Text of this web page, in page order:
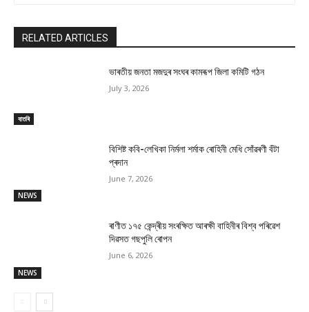
RELATED ARTICLES
বাতৰি
ভাৰতীয় জনতা মজদুৰ সংঘৰ কামৰূপ জিলা কমিটি গঠন
July 3, 2026
NEWS
বিশিষ্ট কবি-লেখিকা নিৰ্মলা শৰ্মাক ৰোহিনী মেধি সোঁৱৰণী বঁটা
প্ৰদান
June 7, 2026
NEWS
ৰাণীত ১৭৫ কেন্দ্ৰীয় সংৰক্ষিত আৰক্ষী বাহিনীৰ বিশ্ব পৰিৱেশ
দিৱসত গছপুলি ৰোপন
June 6, 2026